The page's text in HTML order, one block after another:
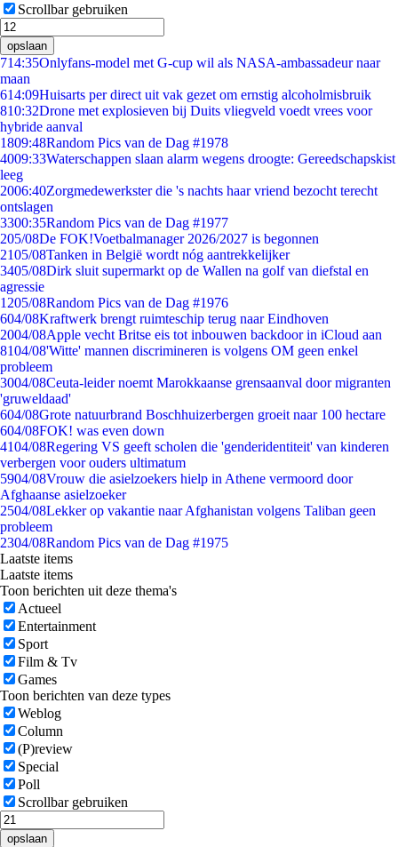
Scrollbar gebruiken
opslaan
714:35Onlyfans-model met G-cup wil als NASA-ambassadeur naar
maan
614:09Huisarts per direct uit vak gezet om ernstig alcoholmisbruik
810:32Drone met explosieven bij Duits vliegveld voedt vrees voor
hybride aanval
1809:48Random Pics van de Dag #1978
4009:33Waterschappen slaan alarm wegens droogte: Gereedschapskist
leeg
2006:40Zorgmedewerkster die 's nachts haar vriend bezocht terecht
ontslagen
3300:35Random Pics van de Dag #1977
205/08De FOK!Voetbalmanager 2026/2027 is begonnen
2105/08Tanken in België wordt nóg aantrekkelijker
3405/08Dirk sluit supermarkt op de Wallen na golf van diefstal en
agressie
1205/08Random Pics van de Dag #1976
604/08Kraftwerk brengt ruimteschip terug naar Eindhoven
2004/08Apple vecht Britse eis tot inbouwen backdoor in iCloud aan
8104/08'Witte' mannen discrimineren is volgens OM geen enkel
probleem
3004/08Ceuta-leider noemt Marokkaanse grensaanval door migranten
'gruweldaad'
604/08Grote natuurbrand Boschhuizerbergen groeit naar 100 hectare
604/08FOK! was even down
4104/08Regering VS geeft scholen die 'genderidentiteit' van kinderen
verbergen voor ouders ultimatum
5904/08Vrouw die asielzoekers hielp in Athene vermoord door
Afghaanse asielzoeker
2504/08Lekker op vakantie naar Afghanistan volgens Taliban geen
probleem
2304/08Random Pics van de Dag #1975
Laatste items
Laatste items
Toon berichten uit deze thema's
Actueel
Entertainment
Sport
Film & Tv
Games
Toon berichten van deze types
Weblog
Column
(P)review
Special
Poll
Scrollbar gebruiken
opslaan